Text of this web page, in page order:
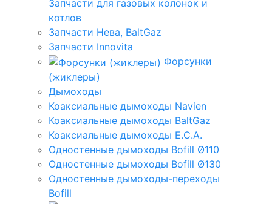
Запчасти для газовых колонок и
котлов
Запчасти Нева, BaltGaz
Запчасти Innovita
Форсунки
(жиклеры)
Дымоходы
Коаксиальные дымоходы Navien
Коаксиальные дымоходы BaltGaz
Коаксиальные дымоходы E.C.A.
Одностенные дымоходы Bofill Ø110
Одностенные дымоходы Bofill Ø130
Одностенные дымоходы-переходы
Bofill